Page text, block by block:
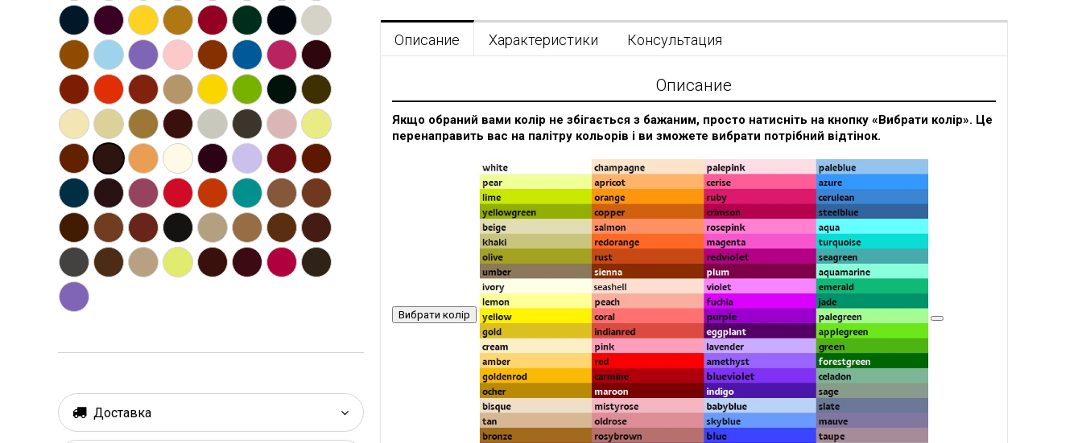
Описание Характеристики Консультация
Описание
Якщо обраний вами колір не збігається з бажаним, просто натисніть на кнопку «Вибрати колір». Це
перенаправить вас на палітру кольорів і ви зможете вибрати потрібний відтінок.
Вибрати колір
Доставка